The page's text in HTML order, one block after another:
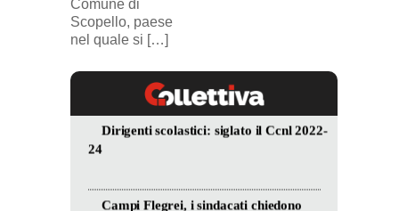
Comune di
Scopello, paese
nel quale si […]